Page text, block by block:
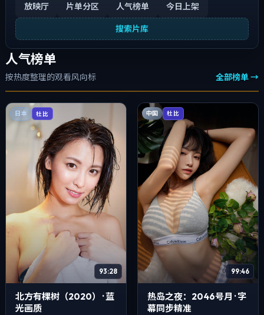
放映厅 片单分区 人气榜单 今日上架
搜索片库
人气榜单
按热度整理的观看风向标 全部榜单 →
日本 杜比
93:28
北方有棵树（2020） · 蓝
光画质
中国 杜比
99:46
热岛之夜：2046号月 · 字
幕同步精准